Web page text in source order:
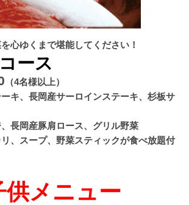
心ゆくまで堪能してください！
ース
（4名様以上）
キ、長岡産サーロインステーキ、杉板サ
長岡産豚肩ロース、グリル野菜
、スープ、野菜スティックが食べ放題付
供メニュー